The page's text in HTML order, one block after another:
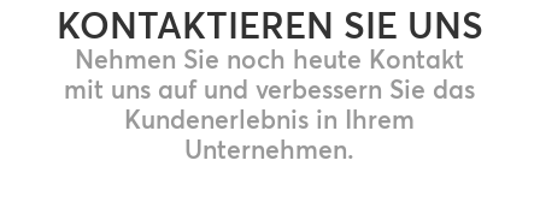
KONTAKTIEREN SIE UNS
Nehmen Sie noch heute Kontakt
mit uns auf und verbessern Sie das
Kundenerlebnis in Ihrem
Unternehmen.